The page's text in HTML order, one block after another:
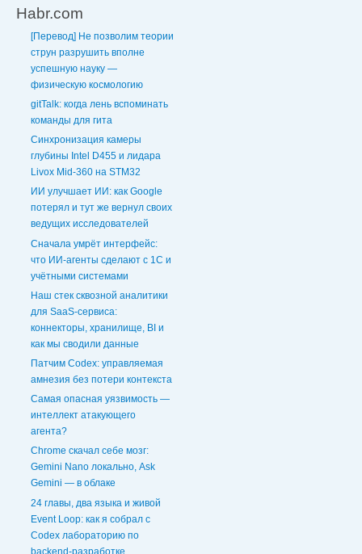
Habr.com
[Перевод] Не позволим теории
струн разрушить вполне
успешную науку —
физическую космологию
gitTalk: когда лень вспоминать
команды для гита
Синхронизация камеры
глубины Intel D455 и лидара
Livox Mid-360 на STM32
ИИ улучшает ИИ: как Google
потерял и тут же вернул своих
ведущих исследователей
Сначала умрёт интерфейс:
что ИИ-агенты сделают с 1С и
учётными системами
Наш стек сквозной аналитики
для SaaS-сервиса:
коннекторы, хранилище, BI и
как мы сводили данные
Патчим Codex: управляемая
амнезия без потери контекста
Самая опасная уязвимость —
интеллект атакующего
агента?
Chrome скачал себе мозг:
Gemini Nano локально, Ask
Gemini — в облаке
24 главы, два языка и живой
Event Loop: как я собрал с
Codex лабораторию по
backend-разработке